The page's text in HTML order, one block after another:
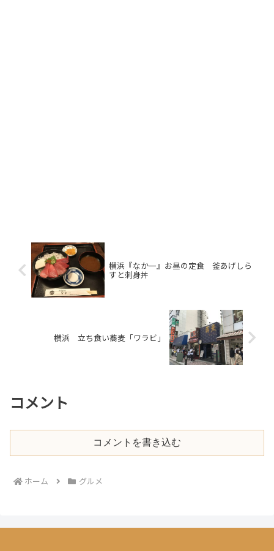
横浜『なか一』お昼の定食 釜あげしら
すと刺身丼
横浜 立ち食い蕎麦「ワラビ」
コメント
コメントを書き込む
ホーム グルメ